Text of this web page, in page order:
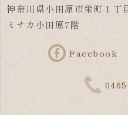
神奈川県小田原市栄町１丁
ミナカ小田原7階
Facebook